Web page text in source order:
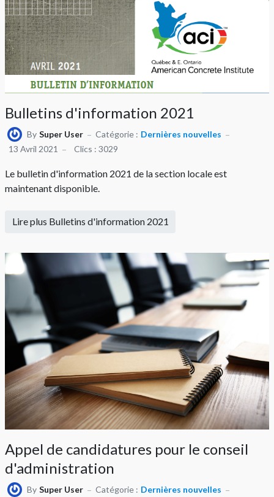
Bulletins d'information 2021
By Super User Catégorie : Dernières nouvelles
13 Avril 2021
Clics : 3029
Le bulletin d'information 2021 de la section locale est
maintenant disponible.
Lire plus Bulletins d'information 2021
Appel de candidatures pour le conseil
d'administration
By Super User Catégorie : Dernières nouvelles